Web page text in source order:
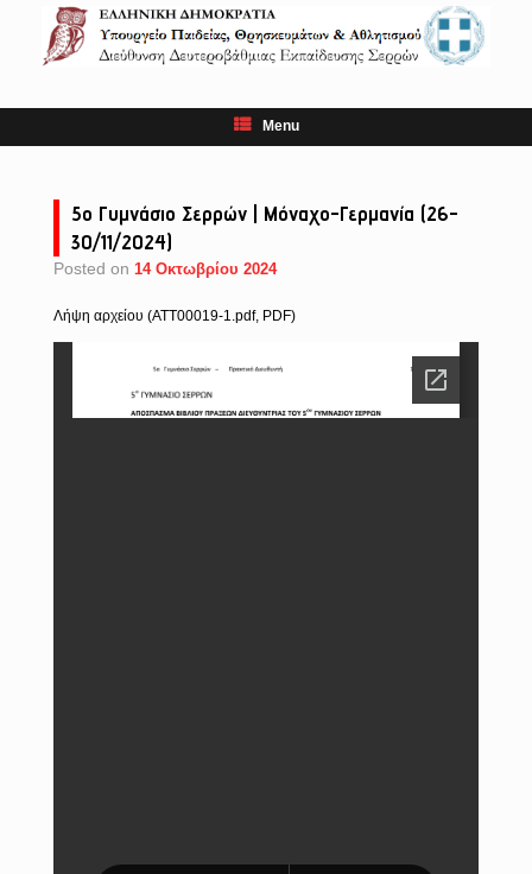
content
Menu
5ο Γυμνάσιο Σερρών | Μόναχο-Γερμανία (26-
30/11/2024)
Posted on 14 Οκτωβρίου 2024
Λήψη αρχείου (ATT00019-1.pdf, PDF)